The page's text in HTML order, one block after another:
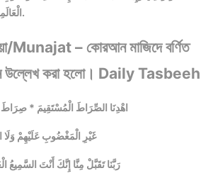
الْعَالَمِينَ، يَا ذَا الْجَلَالِ وَالْإِكْرَامِ.
Munajat – কোরআন মাজিদে বর্ণিত
উল্লেখ করা হলো। Daily Tasbeeh
غَيْرِ الْمَغْضُوبِ عَلَيْهِمْ وَلَا
رَبَّنَا تَقَبَّلْ مِنَّا إِنَّكَ أَنْتَ السَّمِيعُ